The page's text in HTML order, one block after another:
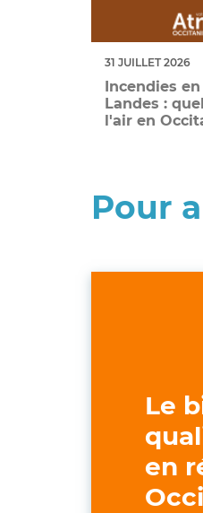
31 JUILLET 2026
Incendies
Landes :
l'air en
Pour
Le
en